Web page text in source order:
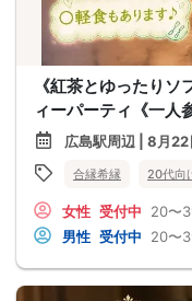
《紅茶とゆったり
ィーパーティ《一人
広島駅周辺 | 8月
合縁希縁 20代向
女性 受付中 20〜
男性 受付中 20〜